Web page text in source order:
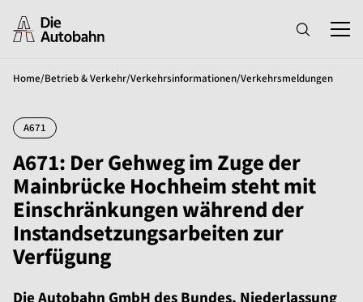
Home/Betrieb & Verkehr/Verkehrsinformationen/Verkehrsmeldungen
A671
A671: Der Gehweg im Zuge der
Mainbrücke Hochheim steht mit
Einschränkungen während der
Instandsetzungsarbeiten zur
Verfügung